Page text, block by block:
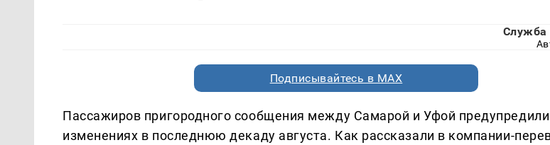
Служба
Подписывайтесь в MAX
Пассажиров пригородного сообщения между Самарой и Уфой
изменениях в последнюю декаду августа. Как рассказали в компании-